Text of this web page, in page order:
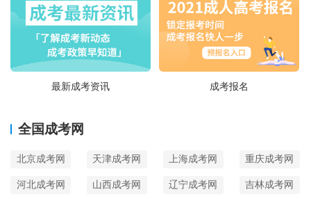
最新成考资讯 成考报名
全国成考网
北京成考网 天津成考网 上海成考网 重庆成考网
河北成考网 山西成考网 辽宁成考网 吉林成考网